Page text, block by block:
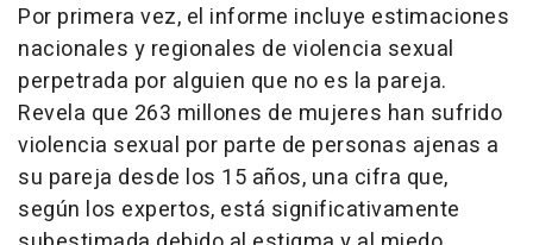
Por primera vez, el informe incluye estimaciones
nacionales y regionales de violencia sexual
perpetrada por alguien que no es la pareja.
Revela que 263 millones de mujeres han sufrido
violencia sexual por parte de personas ajenas a
su pareja desde los 15 años, una cifra que,
según los expertos, está significativamente